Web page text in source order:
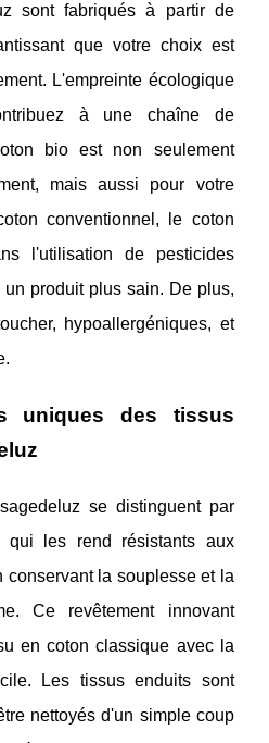
sont fabriqués à partir de
que votre choix est
L'empreinte écologique
à une chaîne de
bio est non seulement
mais aussi pour votre
conventionnel, le coton
l'utilisation de pesticides
produit plus sain. De plus,
hypoallergéniques, et
uniques des tissus
se distinguent par
qui les rend résistants aux
conservant la souplesse et la
Ce revêtement innovant
en coton classique avec la
Les tissus enduits sont
nettoyés d'un simple coup